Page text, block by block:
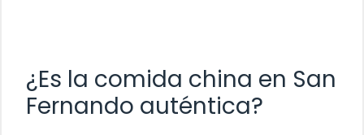
¿Es la comida china en San
Fernando auténtica?